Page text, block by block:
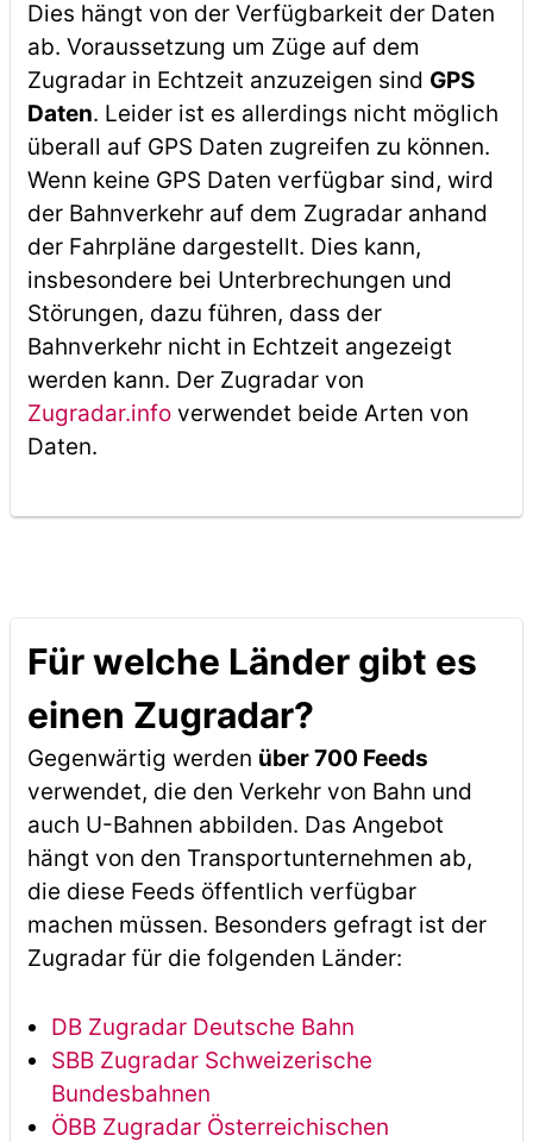
Dies hängt von der Verfügbarkeit der Daten
ab. Voraussetzung um Züge auf dem
Zugradar in Echtzeit anzuzeigen sind GPS
Daten. Leider ist es allerdings nicht möglich
überall auf GPS Daten zugreifen zu können.
Wenn keine GPS Daten verfügbar sind, wird
der Bahnverkehr auf dem Zugradar anhand
der Fahrpläne dargestellt. Dies kann,
insbesondere bei Unterbrechungen und
Störungen, dazu führen, dass der
Bahnverkehr nicht in Echtzeit angezeigt
werden kann. Der Zugradar von
Zugradar.infoverwendet beide Arten von
Daten.
Für welche Länder gibt es
einen Zugradar?
Gegenwärtig werden über 700 Feeds
verwendet, die den Verkehr von Bahn und
auch U-Bahnen abbilden. Das Angebot
hängt von den Transportunternehmen ab,
die diese Feeds öffentlich verfügbar
machen müssen. Besonders gefragt ist der
Zugradar für die folgenden Länder:
DB Zugradar Deutsche Bahn
SBB Zugradar Schweizerische
Bundesbahnen
ÖBB Zugradar Österreichischen